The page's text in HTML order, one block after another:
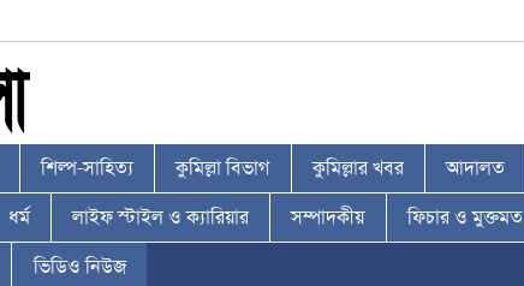
শিল্প-সাহিত্য কুমিল্লা বিভাগ কুমিল্লার খবর আদালত
ধর্ম লাইফ স্টাইল ও ক্যারিয়ার সম্পাদকীয় ফিচার ও মুক্তমত
ভিডিও নিউজ